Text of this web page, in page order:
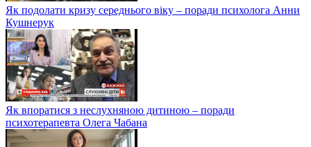
Як подолати кризу середнього віку – поради психолога Анни
Кушнерук
Як впоратися з неслухняною дитиною – поради
психотерапевта Олега Чабана